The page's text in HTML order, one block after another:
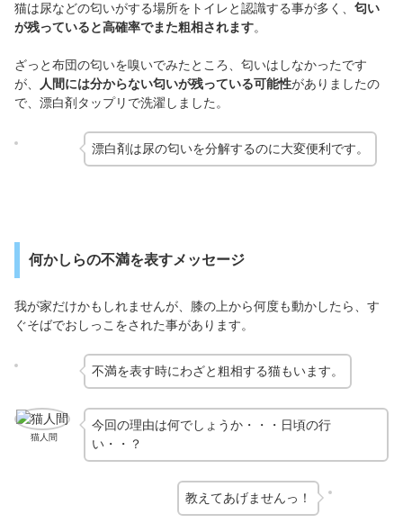
猫は尿などの匂いがする場所をトイレと認識する事が多く、 匂い
が残っていると高確率でまた粗相されます。
ざっと布団の匂いを嗅いでみたところ、匂いはしなかったです
が、
人間には分からない匂いが残っている可能性がありましたの
で、漂白剤タップリで洗濯しました。
漂白剤は尿の匂いを分解するのに大変便利です。
何かしらの不満を表すメッセージ
我が家だけかもしれませんが、膝の上から何度も動かしたら、す
ぐそばでおしっこをされた事があります。
不満を表す時にわざと粗相する猫もいます。
猫人間
今回の理由は何でしょうか・・・日頃の行
い・・？
教えてあげませんっ！